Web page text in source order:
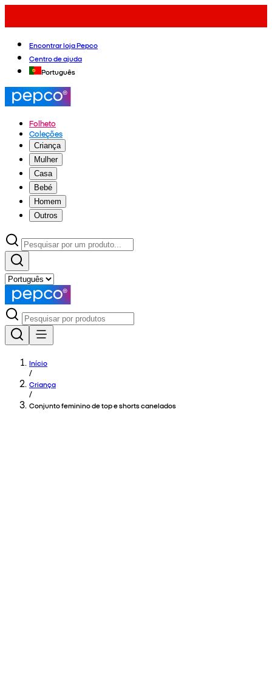
Encontrar loja Pepco
Centro de ajuda
Português
Folheto
Coleções
Criança
Mulher
Casa
Bebé
Homem
Outros
Início
/
Criança
/
Conjunto feminino de top e shorts canelados